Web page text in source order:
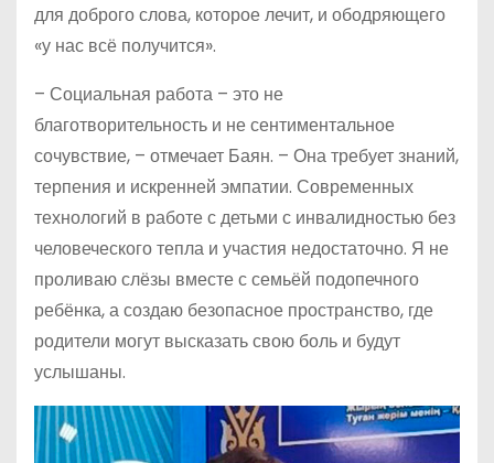
для доброго слова, которое лечит, и ободряющего
«у нас всё получится».
– Социальная работа – это не
благотворительность и не сентиментальное
сочувствие, – отмечает Баян. – Она требует знаний,
терпения и искренней эмпатии. Современных
технологий в работе с детьми с инвалидностью без
человеческого тепла и участия недостаточно. Я не
проливаю слёзы вместе с семьёй подопечного
ребёнка, а создаю безопасное пространство, где
родители могут высказать свою боль и будут
услышаны.